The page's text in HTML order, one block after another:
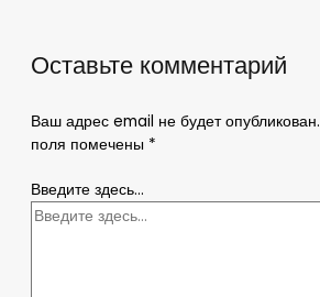
Оставьте комментарий
Ваш адрес email не будет опубликован.
поля помечены *
Введите здесь...